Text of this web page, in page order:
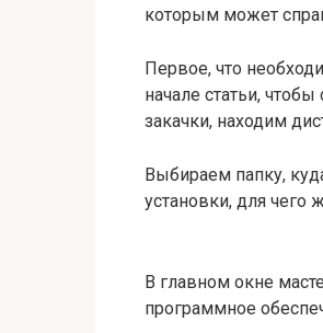
которым может
Первое, что
начале статьи,
закачки, находим
Выбираем папку,
установки, для
В главном окне
программное